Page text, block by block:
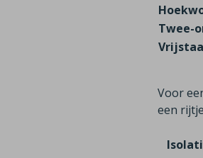
Twee-
Voor
een